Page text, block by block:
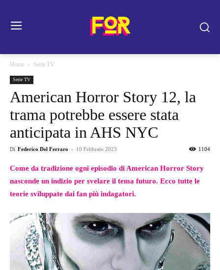
Home Serie TV
Serie TV
American Horror Story 12, la
trama potrebbe essere stata
anticipata in AHS NYC
Di Federico Del Ferraro - 10 Febbraio 2023 1104
Come da tradizione ogni episodio di American Horror Story
nasconde un indizio per svelare il tema futuro. Ecco tutte le
teorie sviluppate dai fan più indagatori.